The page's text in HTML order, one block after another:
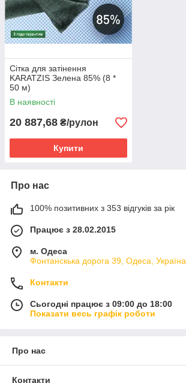
Сітка для затінення
KARATZIS Зелена 85% (8 *
50 м)
В наявності
20 887,68 ₴/рулон
Купити
Про нас
100% позитивних з 353 відгуків за рік
Працює з 28.02.2015
м. Одеса
Фонтанскька дорога 39, Одеса, Україна
Контакти
Сьогодні працює з 09:00 до 18:00
Показати весь графік роботи
Про нас
Контакти